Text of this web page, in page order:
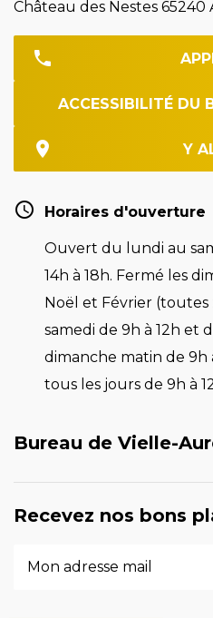
Château des Nestes 65240
ACCESSIBILITÉ DU
Y
Horaires d'ouverture
Ouvert du lundi au
14h à 18h. Fermé les
Noël et Février
samedi de 9h à 12h et
dimanche matin de 9h
tous les jours de 9h à
Bureau de Vielle-
Recevez nos bons